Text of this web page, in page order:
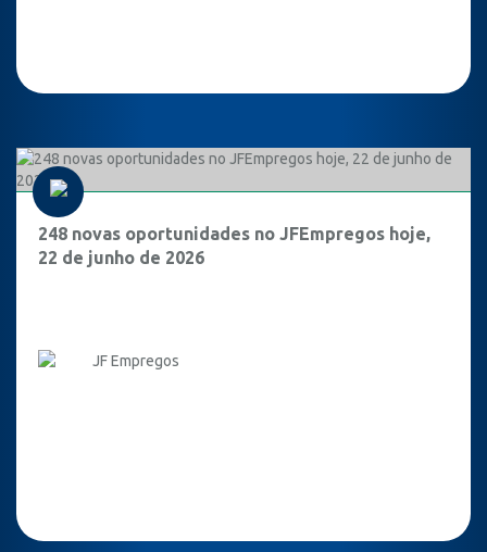
248 novas oportunidades no JFEmpregos hoje,
22 de junho de 2026
JF Empregos